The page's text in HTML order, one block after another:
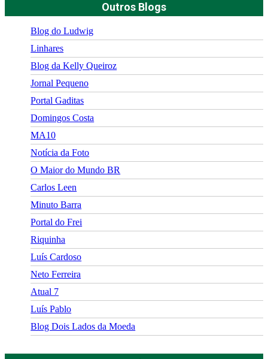
Outros Blogs
Blog do Ludwig
Linhares
Blog da Kelly Queiroz
Jornal Pequeno
Portal Gaditas
Domingos Costa
MA10
Notícia da Foto
O Maior do Mundo BR
Carlos Leen
Minuto Barra
Portal do Frei
Riquinha
Luís Cardoso
Neto Ferreira
Atual 7
Luís Pablo
Blog Dois Lados da Moeda